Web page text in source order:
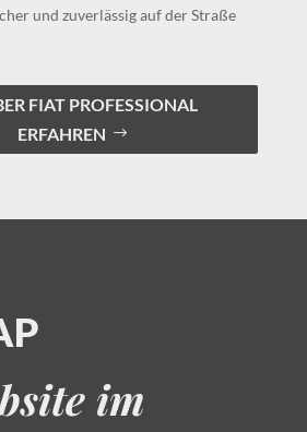
und zuverlässig auf der Straße
FIAT PROFESSIONAL
ERFAHREN
im